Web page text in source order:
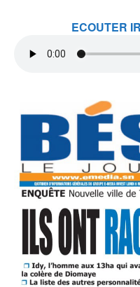
ECOUTER